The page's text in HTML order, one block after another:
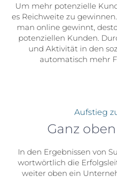
Um mehr potenzielle
es Reichweite zu
man online gewinnt,
potenziellen Kunden.
und Aktivität in den
automatisch mehr
Aufstieg
Ganz
In den Ergebnissen von
wortwörtlich die
weiter oben ein